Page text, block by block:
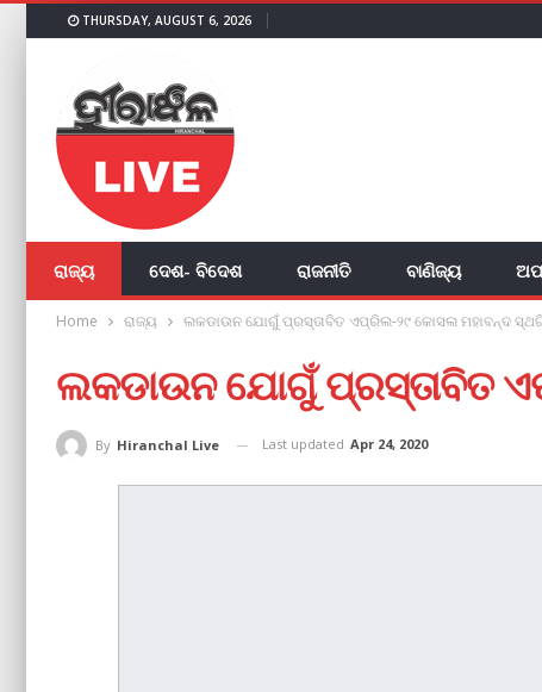
THURSDAY, AUGUST 6, 2026
ରାଜ୍ୟ ଦେଶ- ବିଦେଶ ରାଜନୀତି ବାଣିଜ୍ୟ
Home ରାଜ୍ୟ ଲକଡାଉନ ଯୋଗୁଁ ପ୍ରସ୍ତାବିତ ଏପ୍ରିଲ-୨୯ କୋସଲ ମହାବନ୍ଦ
ଲକଡାଉନ ଯୋଗୁଁ ପ୍ରସ୍ତାବିତ
By Hiranchal Live Last updated Apr 24, 2020